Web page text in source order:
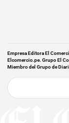
Empresa Editora El
Elcomercio.pe. Grupo El
Miembro del Grupo de